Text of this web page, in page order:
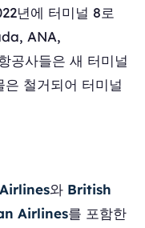
년에 터미널 8로
ANA,
공사들은 새 터미널
철거되어 터미널
와 British
Airlines를 포함한